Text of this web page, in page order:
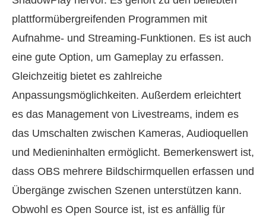
plattformübergreifenden Programmen mit
Aufnahme- und Streaming-Funktionen. Es ist auch
eine gute Option, um Gameplay zu erfassen.
Gleichzeitig bietet es zahlreiche
Anpassungsmöglichkeiten. Außerdem erleichtert
es das Management von Livestreams, indem es
das Umschalten zwischen Kameras, Audioquellen
und Medieninhalten ermöglicht. Bemerkenswert ist,
dass OBS mehrere Bildschirmquellen erfassen und
Übergänge zwischen Szenen unterstützen kann.
Obwohl es Open Source ist, ist es anfällig für